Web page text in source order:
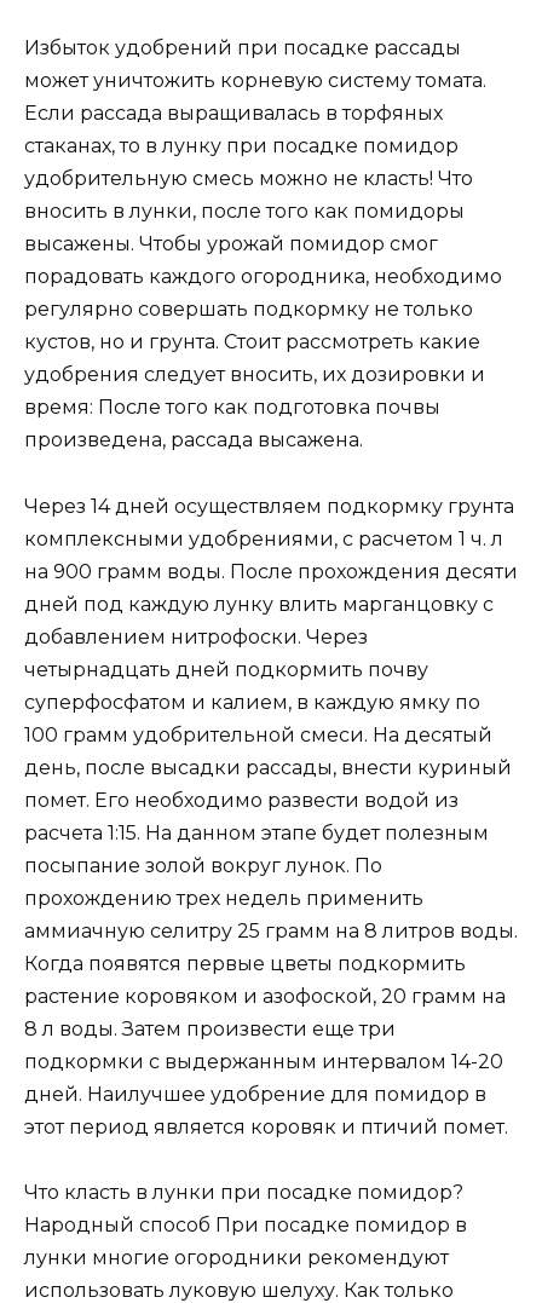
Избыток удобрений при посадке рассады
может уничтожить корневую систему томата.
Если рассада выращивалась в торфяных
стаканах, то в лунку при посадке помидор
удобрительную смесь можно не класть! Что
вносить в лунки, после того как помидоры
высажены. Чтобы урожай помидор смог
порадовать каждого огородника, необходимо
регулярно совершать подкормку не только
кустов, но и грунта. Стоит рассмотреть какие
удобрения следует вносить, их дозировки и
время: После того как подготовка почвы
произведена, рассада высажена.
Через 14 дней осуществляем подкормку грунта
комплексными удобрениями, с расчетом 1 ч. л
на 900 грамм воды. После прохождения десяти
дней под каждую лунку влить марганцовку с
добавлением нитрофоски. Через
четырнадцать дней подкормить почву
суперфосфатом и калием, в каждую ямку по
100 грамм удобрительной смеси. На десятый
день, после высадки рассады, внести куриный
помет. Его необходимо развести водой из
расчета 1:15. На данном этапе будет полезным
посыпание золой вокруг лунок. По
прохождению трех недель применить
аммиачную селитру 25 грамм на 8 литров воды.
Когда появятся первые цветы подкормить
растение коровяком и азофоской, 20 грамм на
8 л воды. Затем произвести еще три
подкормки с выдержанным интервалом 14-20
дней. Наилучшее удобрение для помидор в
этот период является коровяк и птичий помет.
Что класть в лунки при посадке помидор?
Народный способ При посадке помидор в
лунки многие огородники рекомендуют
использовать луковую шелуху. Как только